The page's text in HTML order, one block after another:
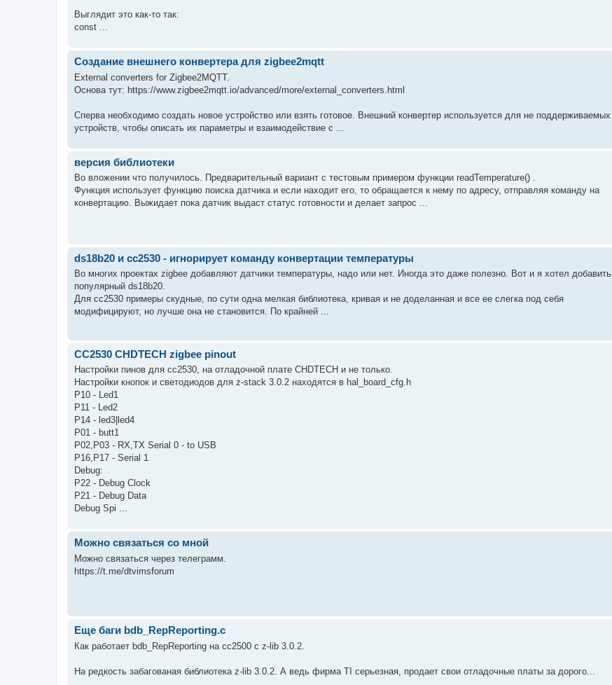
Выглядит это как-то так:
const ...
Создание внешнего конвертера для zigbee2mqtt
External converters for Zigbee2MQTT.
Основа тут: https://www.zigbee2mqtt.io/advanced/more/external_converters.html
Сперва необходимо создать новое устройство или взять готовое. Внешний конвертер используется для не поддерживаемых
устройств, чтобы описать их параметры и взаимодействие с ...
версия библиотеки
Во вложении что получилось. Предварительный вариант с тестовым примером функции readTemperature() .
Функция использует функцию поиска датчика и если находит его, то обращается к нему по адресу, отправляя команду на
конвертацию. Выжидает пока датчик выдаст статус готовности и делает запрос ...
ds18b20 и сс2530 - игнорирует команду конвертации температуры
Во многих проектах zigbee добавляют датчики температуры, надо или нет. Иногда это даже полезно. Вот и я хотел добавить
популярный ds18b20.
Для сс2530 примеры скудные, по сути одна мелкая библиотека, кривая и не доделанная и все ее слегка под себя
модифицируют, но лучше она не становится. По крайней ...
CC2530 CHDTECH zigbee pinout
Настройки пинов для cc2530, на отладочной плате CHDTECH и не только.
Настройки кнопок и светодиодов для z-stack 3.0.2 находятся в hal_board_cfg.h
P10 - Led1
P11 - Led2
P14 - led3|led4
P01 - butt1
P02,P03 - RX,TX Serial 0 - to USB
P16,P17 - Serial 1
Debug:
P22 - Debug Clock
P21 - Debug Data
Debug Spi ...
Можно связаться со мной
Можно связаться через телеграмм.
https://t.me/dtvimsforum
Еще баги bdb_RepReporting.c
Как работает bdb_RepReporting на сс2500 с z-lib 3.0.2.
На редкость забагованая библиотека z-lib 3.0.2. А ведь фирма TI серьезная, продает свои отладочные платы за дорого...